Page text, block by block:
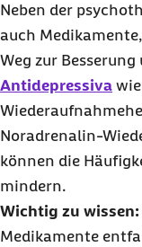
Neben der
auch
Weg zur
Antidepressiva
Noradrenalin-
können die
mindern.
Wichtig zu wissen:
Medikamente